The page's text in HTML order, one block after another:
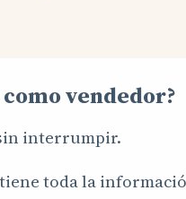
vendedor?
interrumpir.
toda la